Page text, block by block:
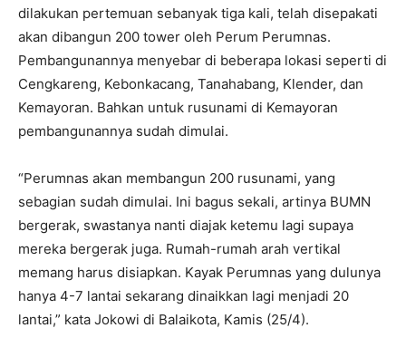
dilakukan pertemuan sebanyak tiga kali, telah disepakati
akan dibangun 200 tower oleh Perum Perumnas.
Pembangunannya menyebar di beberapa lokasi seperti di
Cengkareng, Kebonkacang, Tanahabang, Klender, dan
Kemayoran. Bahkan untuk rusunami di Kemayoran
pembangunannya sudah dimulai.
“Perumnas akan membangun 200 rusunami, yang
sebagian sudah dimulai. Ini bagus sekali, artinya BUMN
bergerak, swastanya nanti diajak ketemu lagi supaya
mereka bergerak juga. Rumah-rumah arah vertikal
memang harus disiapkan. Kayak Perumnas yang dulunya
hanya 4-7 lantai sekarang dinaikkan lagi menjadi 20
lantai,” kata Jokowi di Balaikota, Kamis (25/4).